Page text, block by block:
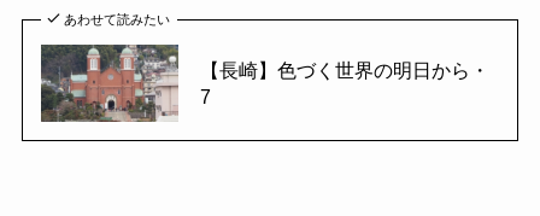
あわせて読みたい
【長崎】色づく世界の明日から・
7